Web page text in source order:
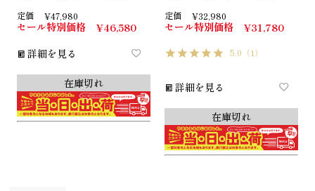
定価 ¥47,980
セール特別価格 ¥46,580
詳細を見る
在庫切れ
定価 ¥32,980
セール特別価格 ¥31,780
5.0 （1）
詳細を見る
在庫切れ